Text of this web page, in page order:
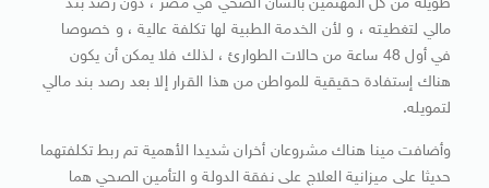
طويلة من كل المهتمين بالشأن الصحي في مصر ، دون رصد بند
مالي لتغطيته ، و لأن الخدمة الطبية لها تكلفة عالية ، و خصوصا
في أول 48 ساعة من حالات الطوارئ ، لذلك فلا يمكن أن يكون
هناك إستفادة حقيقية للمواطن من هذا القرار إلا بعد رصد بند مالي
لتمويله.
وأضافت مينا هناك مشروعان أخران شديدا الأهمية تم ربط تكلفتهما
حديثا على ميزانية العلاج على نفقة الدولة و التأمين الصحي هما